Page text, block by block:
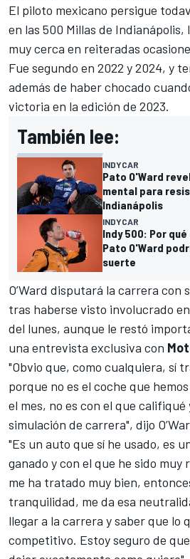
El piloto mexicano persigue
en las 500 Millas de Indianápolis,
muy cerca en reiteradas
Fue segundo en 2022 y 2024, y
además de haber chocado
victoria en la edición de 2023.
También lee:
INDYCAR
Pato O'Ward
mental para
Indianápolis
INDYCAR
Indy 500: Por
Pato O'Ward
suerte
O’Ward disputará la carrera con
tras haberse visto involucrado
del lunes, aunque le restó
una entrevista exclusiva con
"Obvio que, como cualquiera, sí
porque no es el coche que
el mes, no es con el que
simulación de carrera", dijo
"Es un auto que sí he usado, es
ganado y con el que he sido muy
me ha tratado muy bien,
tranquilidad, me da esa
llegar a la carrera y saber que lo
competitivo. Estoy seguro de